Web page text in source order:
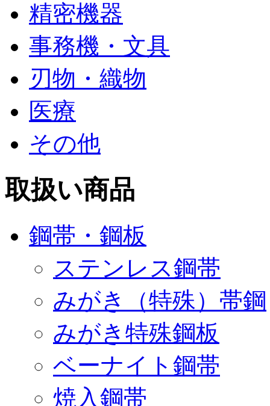
精密機器
事務機・文具
刃物・織物
医療
その他
取扱い商品
鋼帯・鋼板
ステンレス鋼帯
みがき（特殊）帯鋼
みがき特殊鋼板
ベーナイト鋼帯
焼入鋼帯